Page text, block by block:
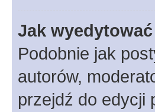
Jak
Podobnie jak
autorów,
przejdź do edycji